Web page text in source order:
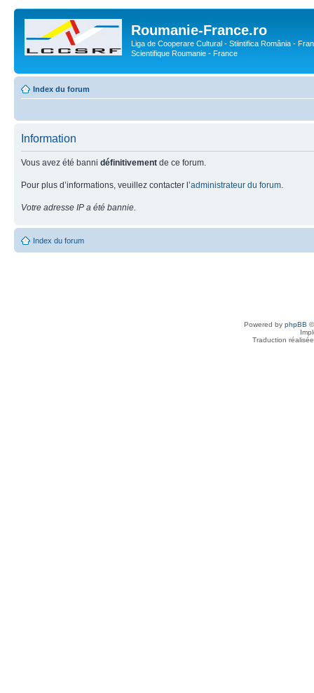
Roumanie-France.ro
Liga de Cooperare Cultural - Stiintifica România -
Scientifique Roumanie - France
Index du forum
Information
Vous avez été banni définitivement de ce forum.
Pour plus d’informations, veuillez contacter l’administrateur du forum
Votre adresse IP a été bannie.
Index du forum
Powered by phpBB
Traduction